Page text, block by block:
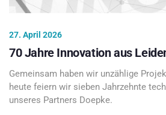
27. April 2026
70 Jahre Innovation aus
Gemeinsam haben wir unzählige
heute feiern wir sieben Jahrzehnte
unseres Partners Doepke.